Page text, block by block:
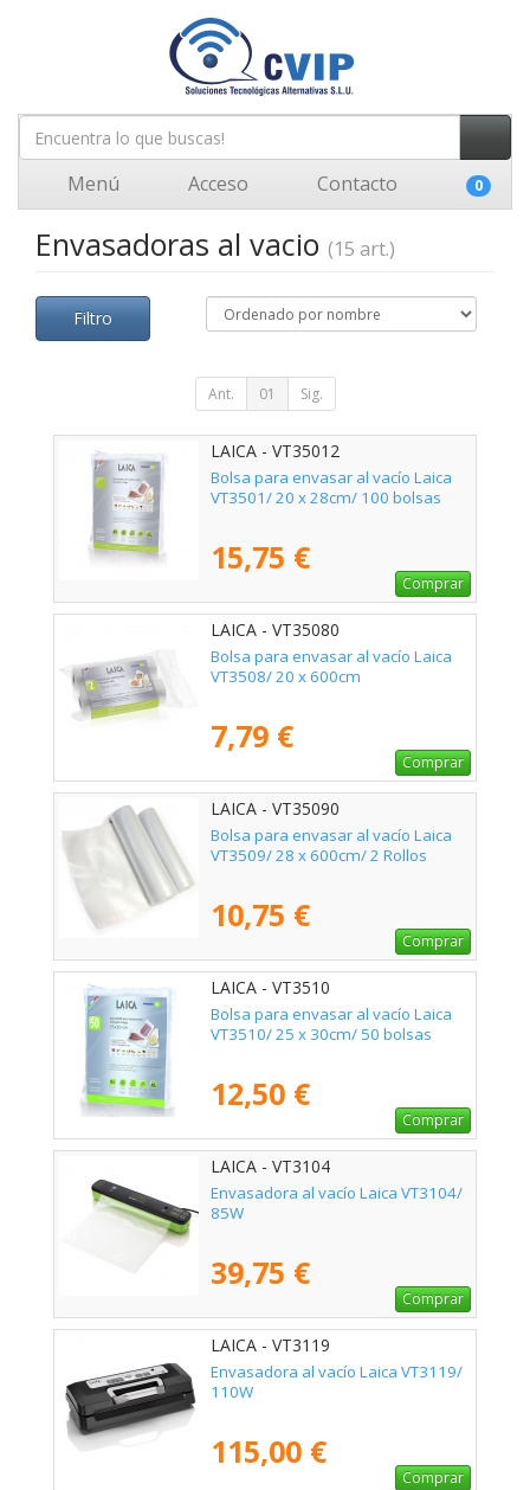
Menú Acceso Contacto 0
Envasadoras al vacio (15 art.)
Filtro
Ant. 01 Sig.
LAICA - VT35012
Bolsa para envasar al vacío Laica
VT3501/ 20 x 28cm/ 100 bolsas
15,75 €
Comprar
LAICA - VT35080
Bolsa para envasar al vacío Laica
VT3508/ 20 x 600cm
7,79 €
Comprar
LAICA - VT35090
Bolsa para envasar al vacío Laica
VT3509/ 28 x 600cm/ 2 Rollos
10,75 €
Comprar
LAICA - VT3510
Bolsa para envasar al vacío Laica
VT3510/ 25 x 30cm/ 50 bolsas
12,50 €
Comprar
LAICA - VT3104
Envasadora al vacío Laica VT3104/
85W
39,75 €
Comprar
LAICA - VT3119
Envasadora al vacío Laica VT3119/
110W
115,00 €
Comprar